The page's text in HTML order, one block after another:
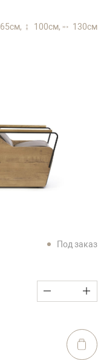
65 см, 100 см, 130 см
Под заказ